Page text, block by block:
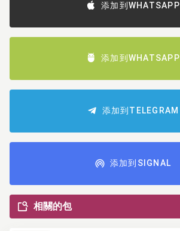
添加到WHATSAPP
添加到WHATSAPP
添加到TELEGRAM
添加到SIGNAL
相關的包